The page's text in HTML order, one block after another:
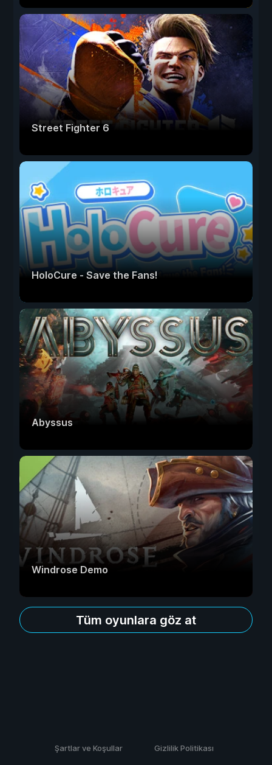
Street Fighter 6
HoloCure - Save the Fans!
Abyssus
Windrose Demo
Tüm oyunlara göz at
Şartlar ve Koşullar Gizlilik Politikası